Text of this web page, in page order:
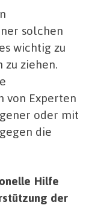
solchen
wichtig zu
ziehen.
von Experten
oder mit
die
Hilfe
der